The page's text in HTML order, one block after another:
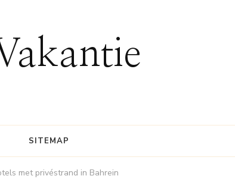
SITEMAP
met privéstrand in Bahrein